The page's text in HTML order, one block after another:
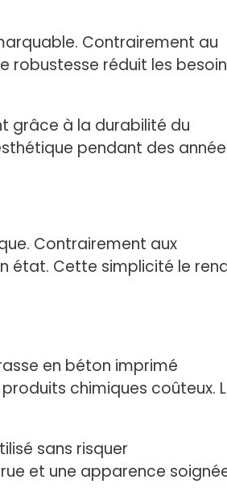
Contrairement au
robustesse réduit les
grâce à la durabilité du
pendant des
Contrairement aux
état. Cette simplicité le
en béton imprimé
chimiques coûteux.
sans risquer
et une apparence